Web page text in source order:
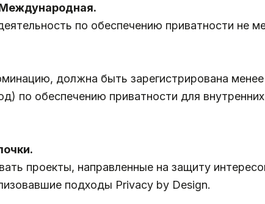
по обеспечению приватности не
должна быть зарегистрирована менее
по обеспечению приватности для
проекты, направленные на защиту
подходы Privacy by Design.